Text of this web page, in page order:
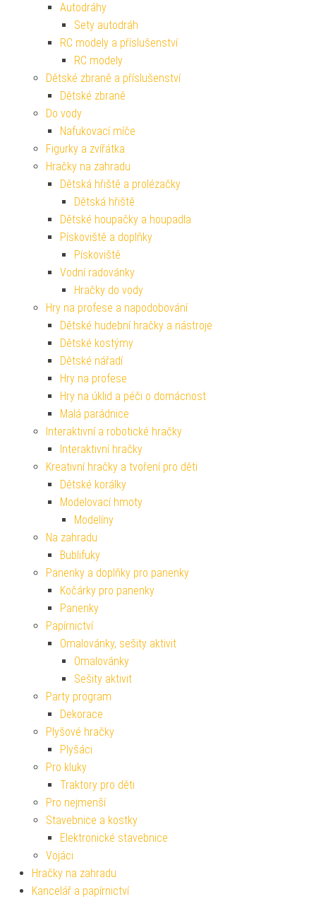
Autodráhy
Sety autodráh
RC modely a příslušenství
RC modely
Dětské zbraně a příslušenství
Dětské zbraně
Do vody
Nafukovací míče
Figurky a zvířátka
Hračky na zahradu
Dětská hřiště a prolézačky
Dětská hřiště
Dětské houpačky a houpadla
Pískoviště a doplňky
Pískoviště
Vodní radovánky
Hračky do vody
Hry na profese a napodobování
Dětské hudební hračky a nástroje
Dětské kostýmy
Dětské nářadí
Hry na profese
Hry na úklid a péči o domácnost
Malá parádnice
Interaktivní a robotické hračky
Interaktivní hračky
Kreativní hračky a tvoření pro děti
Dětské korálky
Modelovací hmoty
Modelíny
Na zahradu
Bublifuky
Panenky a doplňky pro panenky
Kočárky pro panenky
Panenky
Papírnictví
Omalovánky, sešity aktivit
Omalovánky
Sešity aktivit
Party program
Dekorace
Plyšové hračky
Plyšáci
Pro kluky
Traktory pro děti
Pro nejmenší
Stavebnice a kostky
Elektronické stavebnice
Vojáci
Hračky na zahradu
Kancelář a papírnictví